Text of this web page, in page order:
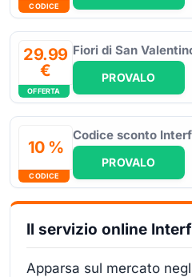
CODICE
29.99
€
OFFERTA
Fiori di San
PROVALO
10 %
CODICE
Codice sconto
PROVALO
Il servizio online
Apparsa sul mercato